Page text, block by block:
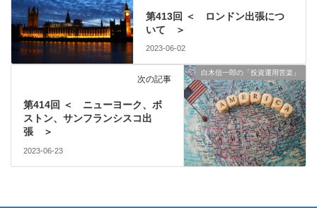
第413回 ＜ ロンドン出張につ
いて ＞
2023-06-02
白木信一郎の「投資運用苦楽」
次の記事
第414回 ＜ ニューヨーク、ボ
ストン、サンフランシスコ出
張 ＞
2023-06-23